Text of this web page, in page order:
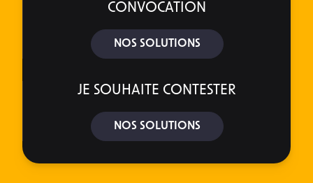
CONVOCATION
NOS SOLUTIONS
JE SOUHAITE CONTESTER
NOS SOLUTIONS